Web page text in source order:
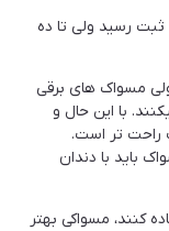
که اولین مسواک برقی در سال 1937 به ثبت رسید ولی تا ده
مسواک های برقی
با این حال و
راحت تر است.
باید با دندان
کنند، مسواکی بهتر